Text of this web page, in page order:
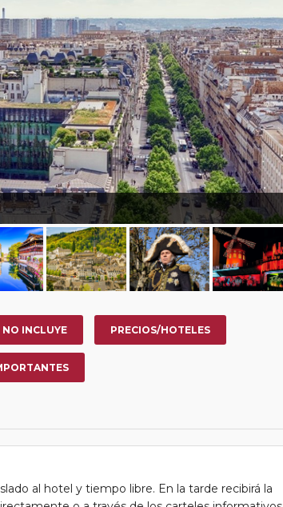
NO INCLUYE PRECIOS/HOTELES
al hotel y tiempo libre. En la tarde recibirá la